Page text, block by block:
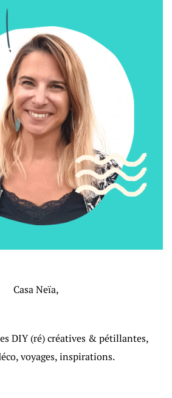
Casa Neïa,
DIY (ré) créatives & pétillantes,
voyages, inspirations.